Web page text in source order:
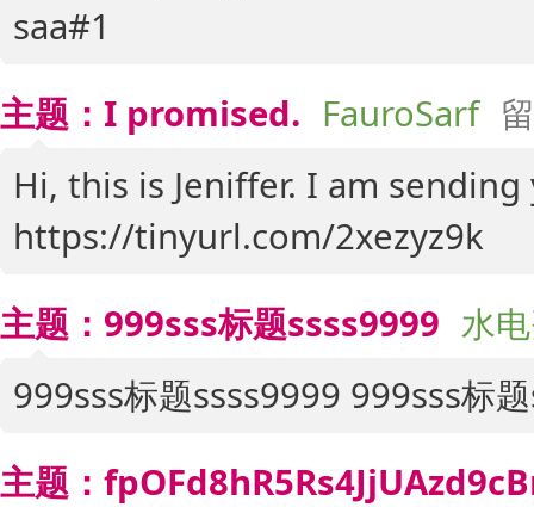
saa#1
主题：I promised. FauroSarf
Hi, this is Jeniffer. I am
https://tinyurl.com/2xezyz9k
主题：999sss标题ssss9999 水
999sss标题ssss9999 999sss标
主题：